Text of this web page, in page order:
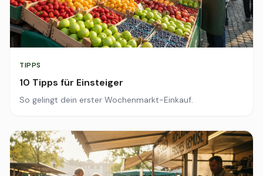
TIPPS
10 Tipps für Einsteiger
So gelingt dein erster Wochenmarkt-Einkauf.